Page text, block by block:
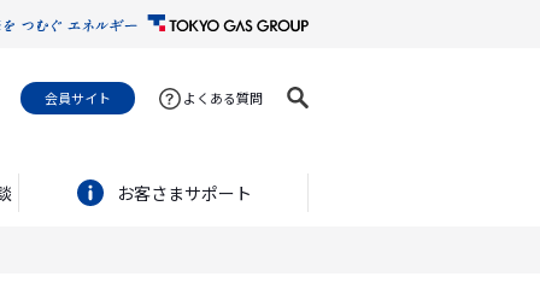
会員サイト よくある質問
お客さまサポート